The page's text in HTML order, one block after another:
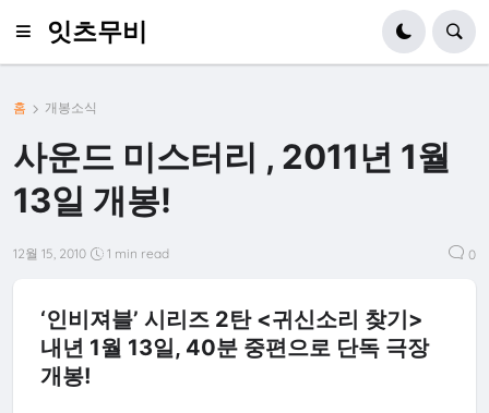
잇츠무비
홈 개봉소식
사운드 미스터리 , 2011년 1월
13일 개봉!
12월 15, 2010 1 min read 0
‘인비져블’ 시리즈 2탄 <귀신소리 찾기>
내년 1월 13일, 40분 중편으로 단독 극장
개봉!